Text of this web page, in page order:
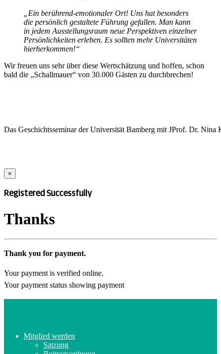
„Ein berührend-emotionaler Ort! Uns hat besonders
die persönlich gestaltete Führung gefallen. Man kann
in jedem Ausstellungsraum neue Perspektiven einzelner
Persönlichkeiten erleben. Es sollten mehr Universitäten
hierherkommen!“
Wir freuen uns sehr über diese Wertschätzung und hoffen, schon
bald die „Schallmauer“ von 30.000 Gästen zu durchbrechen!
Das Geschichtsseminar der Universität Bamberg mit JProf. Dr.
×
Registered Successfully
Thanks
Thank you for payment.
Your payment is verified online.
Your payment status showing payment
Mitglied werden
Satzung